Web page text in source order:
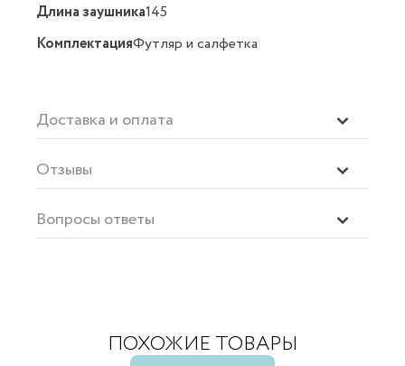
Длина заушника145
КомплектацияФутляр и салфетка
Доставка и оплата
Отзывы
Вопросы ответы
ПОХОЖИЕ ТОВАРЫ